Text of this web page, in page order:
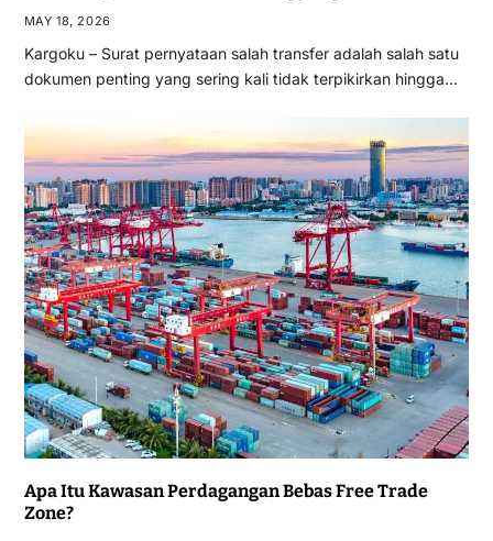
MAY 18, 2026
Kargoku – Surat pernyataan salah transfer adalah salah satu
dokumen penting yang sering kali tidak terpikirkan hingga…
Apa Itu Kawasan Perdagangan Bebas Free Trade
Zone?